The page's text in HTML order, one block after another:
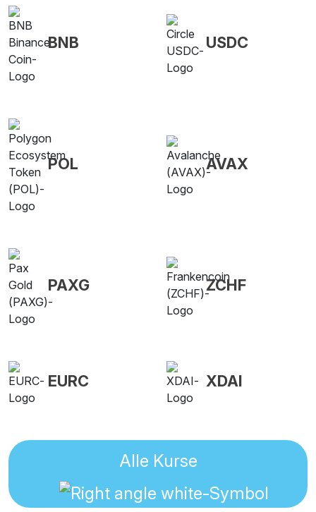
BNB USDC
POL AVAX
PAXG ZCHF
EURC XDAI
Alle Kurse